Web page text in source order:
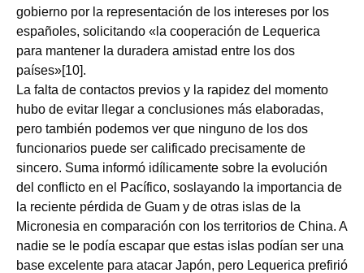
gobierno por la representación de los intereses por los
españoles, solicitando «la cooperación de Lequerica
para mantener la duradera amistad entre los dos
países»[10].
La falta de contactos previos y la rapidez del momento
hubo de evitar llegar a conclusiones más elaboradas,
pero también podemos ver que ninguno de los dos
funcionarios puede ser calificado precisamente de
sincero. Suma informó idílicamente sobre la evolución
del conflicto en el Pacífico, soslayando la importancia de
la reciente pérdida de Guam y de otras islas de la
Micronesia en comparación con los territorios de China. A
nadie se le podía escapar que estas islas podían ser una
base excelente para atacar Japón, pero Lequerica prefirió